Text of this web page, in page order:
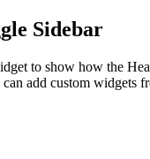
Sidebar
to show how the
add custom widgets